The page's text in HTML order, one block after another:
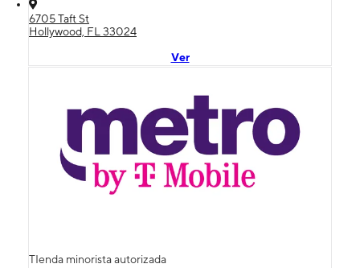
6705 Taft St
Hollywood, FL 33024
Ver
TIenda minorista autorizada